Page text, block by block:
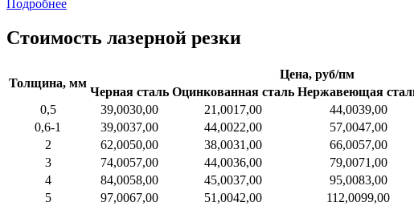
Подробнее
Стоимость лазерной резки
Толщина, мм
Цена, руб/пм
Черная сталь Оцинкованная сталь Нержавеющая
0,5
39,0030,00 21,0017,00 44,0039,00
0,6-1
39,0037,00 44,0022,00 57,0047,00
2
62,0050,00 38,0031,00 66,0057,00
3
74,0057,00 44,0036,00 79,0071,00
4
84,0058,00 45,0037,00 95,0083,00
5
97,0067,00 51,0042,00 112,0099,00